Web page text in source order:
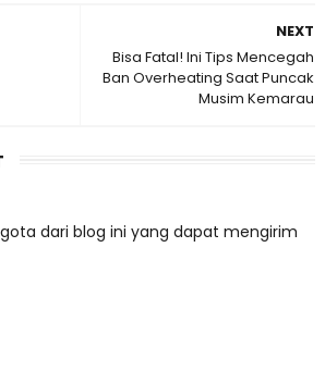
NEXT
Bisa Fatal! Ini Tips Mencegah
Ban Overheating Saat Puncak
Musim Kemarau
dari blog ini yang dapat mengirim